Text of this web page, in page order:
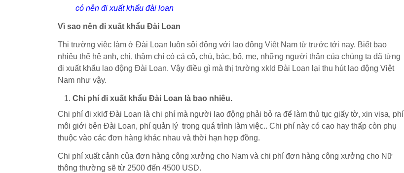
có nên đi xuất khẩu đài loan
Vì sao nên đi xuất khẩu Đài Loan
Thị trường việc làm ở Đài Loan luôn sôi động với lao động Việt Nam từ trước tới nay. Biết bao
nhiêu thế hệ anh, chị, thậm chí có cả cô, chú, bác, bố, mẹ, những người thân của chúng ta đã từng
đi xuất khẩu lao động Đài Loan. Vậy điều gì mà thị trường xkld Đài Loan lại thu hút lao động Việt
Nam như vậy.
Chi phí đi xuất khẩu Đài Loan là bao nhiêu.
Chi phí đi xklđ Đài Loan là chi phí mà người lao động phải bỏ ra để làm thủ tục giấy tờ, xin visa, phí
môi giới bên Đài Loan, phí quản lý trong quá trình làm việc.. Chi phí này có cao hay thấp còn phụ
thuộc vào các đơn hàng khác nhau và thời hạn hợp đồng.
Chi phí xuất cảnh của đơn hàng công xưởng cho Nam và chi phí đơn hàng công xưởng cho Nữ
thông thường sẽ từ 2500 đến 4500 USD.